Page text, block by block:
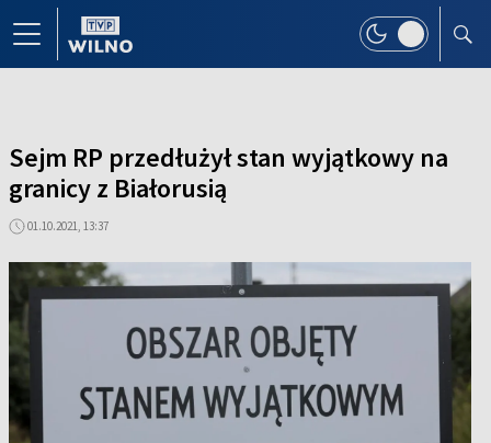
Sejm RP przedłużył stan wyjątkowy na
granicy z Białorusią
01.10.2021, 13:37